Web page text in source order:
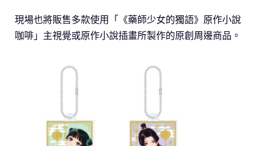
現場也將販售多款使用「《藥師少女的獨語》原作小說
咖啡」主視覺或原作小說插畫所製作的原創周邊商品。